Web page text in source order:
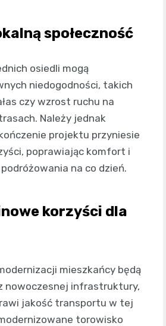
społeczność
osiedli mogą
niedogodności, takich
czy wzrost ruchu na
Należy jednak
projektu przyniesie
poprawiając komfort i
na co dzień.
korzyści dla
mieszkańcy będą
nowoczesnej infrastruktury,
jakość transportu w tej
torowisko